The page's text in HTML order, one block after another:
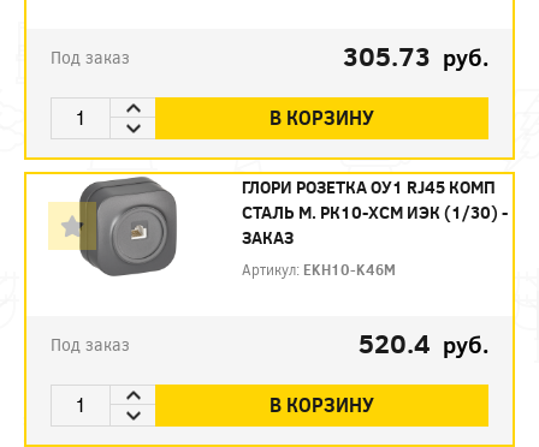
Под заказ 305.73 руб.
В КОРЗИНУ
ГЛОРИ РОЗЕТКА ОУ1 RJ45 КОМП
СТАЛЬ М. РК10-ХСМ ИЭК (1/30) -
ЗАКАЗ
Артикул: EKH10-K46M
Под заказ 520.4 руб.
В КОРЗИНУ